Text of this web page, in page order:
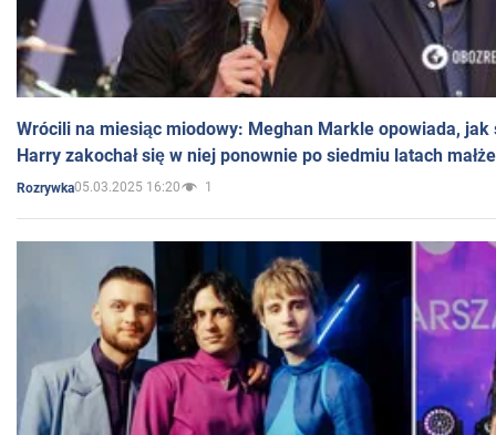
Wrócili na miesiąc miodowy: Meghan Markle opowiada, jak
Harry zakochał się w niej ponownie po siedmiu latach
Rozrywka05.03.2025 16:20 1